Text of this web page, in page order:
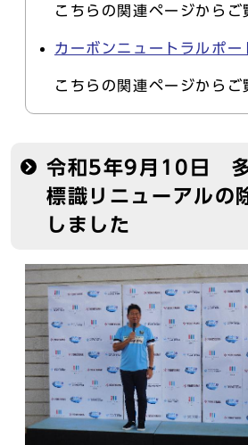
こちらの関連ページからご
カーボンニュートラルポー
こちらの関連ページからご
令和5年9月10日 多
標識リニューアルの
しました